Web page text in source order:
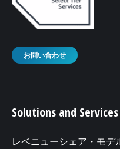
お問い合わせ
Solutions and Services
レベニューシェア・モデ